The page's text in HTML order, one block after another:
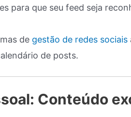
para que seu feed seja
de gestão de redes sociais
de posts.
Conteúdo